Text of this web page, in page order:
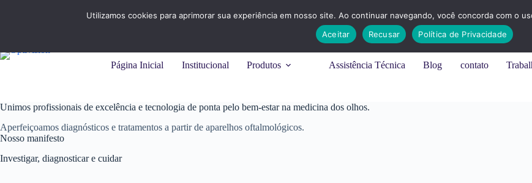
Página Inicial Institucional Produtos Assistência Técnica Blog contato
Unimos profissionais de excelência e tecnologia de ponta pelo bem-estar na medicina dos olhos.
Aperfeiçoamos diagnósticos e tratamentos a partir de aparelhos oftalmológicos.
Nosso manifesto
Investigar, diagnosticar e cuidar
Utilizamos cookies para aprimorar sua experiência em nosso site. Ao continuar navegando, você concorda com o
Aceitar
Recusar Política de Privacidade